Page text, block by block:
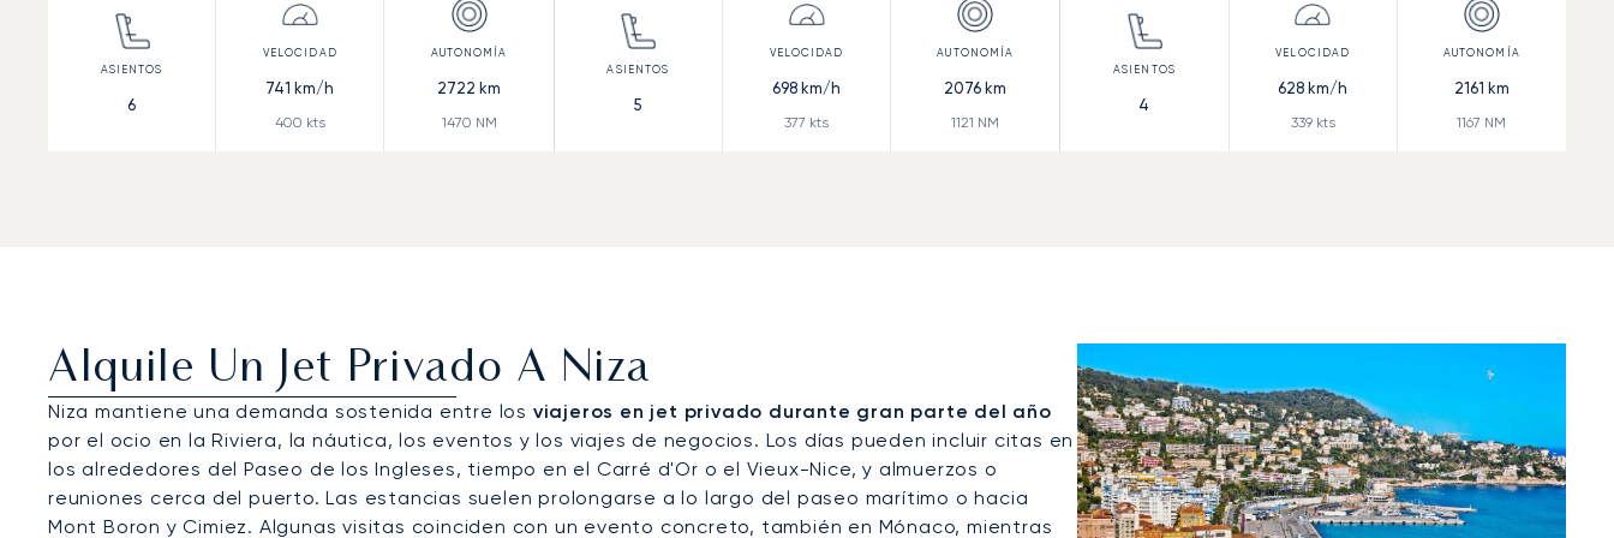
6
741 km/h
400 kts
2722 km
1470 NM
5
698 km/h
377 kts
2076 km
1121 NM
4
628 km/h
339kts
2161 km
1167 NM
Alquile Un Jet Privado A Niza
Niza mantiene una demanda sostenida entre los viajeros en jet privado durante gran parte del año
por el ocio en la Riviera, la náutica, los eventos y los viajes de negocios. Los días pueden incluir citas en
los alrededores del Paseo de los Ingleses, tiempo en el Carré d'Or o el Vieux-Nice, y almuerzos o
reuniones cerca del puerto. Las estancias suelen prolongarse a lo largo del paseo marítimo o hacia
Mont Boron y Cimiez. Algunas visitas coinciden con un evento concreto, también en Mónaco, mientras